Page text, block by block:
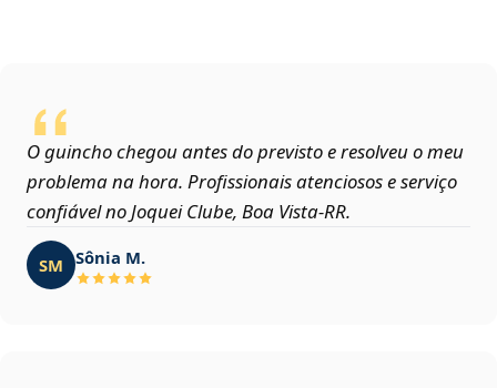
O guincho chegou antes do previsto e resolveu o meu
problema na hora. Profissionais atenciosos e serviço
confiável no Joquei Clube, Boa Vista‑RR.
SM Sônia M.